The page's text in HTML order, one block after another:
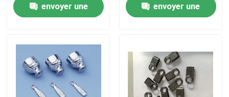
Vidéos
À propos de nous
envoyer une
envoyer une